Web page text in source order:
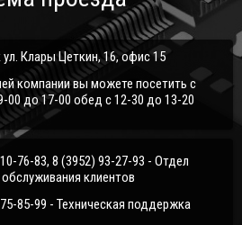
ул. Клары Цеткин, 16, офис 15
компании вы можете посетить с
00 до 17-00 обед с 12-30 до 13-20
76-83, 8 (3952) 93-27-93 - Отдел
клиентов
85-99 - Техническая поддержка